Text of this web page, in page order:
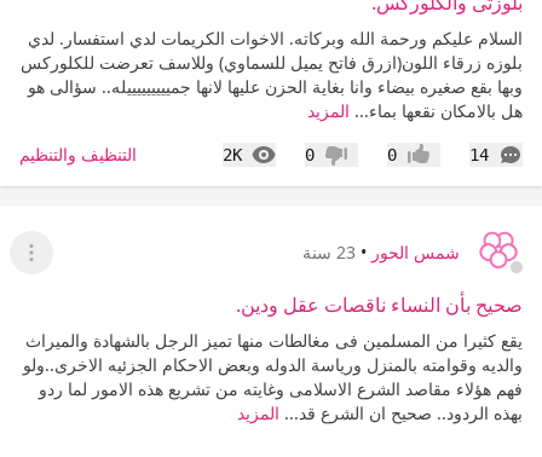
السلام عليكم ورحمة الله وبركاته. الاخوات الكريمات لدي استفسار. لدي
بلوزه زرقاء اللون(ازرق فاتح يميل للسماوي) وللاسف تعرضت للكلوركس
وبها بقع صغيره بيضاء وانا بغاية الحزن عليها لانها جميييييييييله.. سؤالى هو
هل بالامكان نقعها بماء... المزيد
14
التعليقات إعجاب0 عدم إعجاب
0
2K
المشاهدات التنظيف والتنظيم
شمس الحور • 23 سنة
عرض
صحيح بأن النساء ناقصات عقل ودين.
يقع كثيرا من المسلمين فى مغالطات منها تميز الرجل بالشهادة والميراث
والديه وقوامته بالمنزل ورياسة الدوله وبعض الاحكام الجزئيه الاخرى..ولو
فهم هؤلاء مقاصد الشرع الاسلامى وغايته من تشريع هذه الامور لما ردو
بهذه الردود.. صحيح ان الشرع قد... المزيد